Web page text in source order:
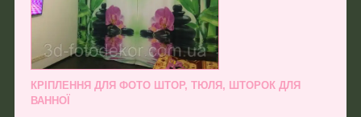
КРІПЛЕННЯ ДЛЯ ФОТО ШТОР, ТЮЛЯ, ШТОРОК ДЛЯ
ВАННОЇ